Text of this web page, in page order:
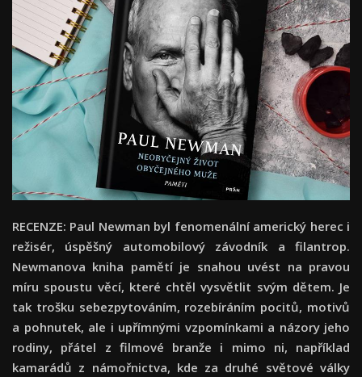
RECENZE: Paul Newman byl fenomenální americký herec i
režisér, úspěšný automobilový závodník a filantrop.
Newmanova kniha pamětí je snahou uvést na pravou
míru spoustu věcí, které chtěl vysvětlit svým dětem. Je
tak trošku sebezpytováním, rozebíráním pocitů, motivů
a pohnutek, ale i upřímnými vzpomínkami a názory jeho
rodiny, přátel z filmové branže i mimo ni, například
kamarádů z námořnictva, kde za druhé světové války